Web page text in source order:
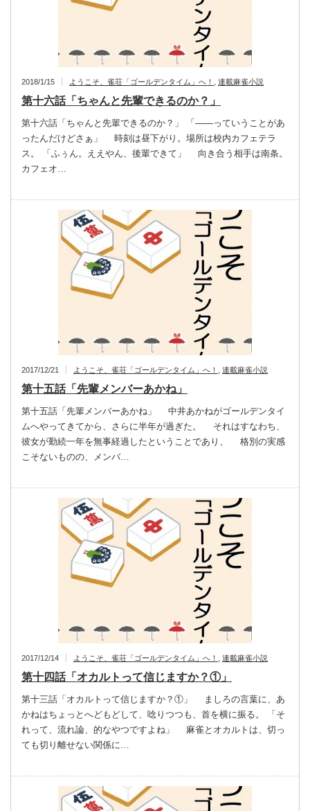
2018/1/15 ようこそ、雀荘「ゴールデンタイム」へ！ 連載麻雀小説
第十六話「ちゃんと先輩できるのか？」
第十六話「ちゃんと先輩できるのか？」 「—―っていうことがあ
ったんだけどさぁ」 時刻は昼下がり。場所は校内カフェテラ
ス。 「ふぅん。ええやん、後輩できて」 向き合う相手は南条。
カフェオ…
2017/12/21 ようこそ、雀荘「ゴールデンタイム」へ！ 連載麻雀小説
第十五話「先輩メンバーあかね」
第十五話「先輩メンバーあかね」 中井あかねがゴールデンタイ
ムへやってきてから、さらに半年が過ぎた。 それはすなわち、
彼女が勤続一年を無事経過したということであり、 格別の実感
こそないものの、メンバ…
2017/12/14 ようこそ、雀荘「ゴールデンタイム」へ！ 連載麻雀小説
第十四話「オカルトって信じますか？①」
第十三話「オカルトって信じますか？①」 ましろの言葉に、あ
かねはちょっとへどもどして、唸りつつも、首を横に振る。 「そ
れって、流れ論、的なやつですよね」 麻雀とオカルトは、切っ
ても切り離せない関係に…